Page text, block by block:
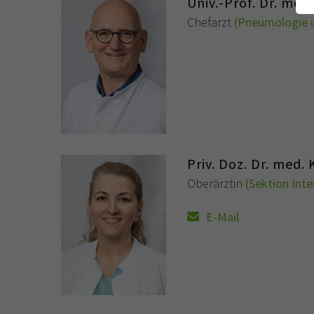
Chefarzt (Pneumologie
Priv. Doz. Dr.
Oberärztin (Sektion
E-Mail